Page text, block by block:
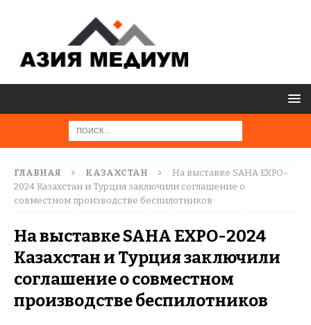
ГЛАВНАЯ КАЗАХСТАН
На выставке SAHA EXPO-
2024 Казахстан и Турция заключили соглашение о
совместном производстве беспилотников
На выставке SAHA EXPO-2024
Казахстан и Турция заключили
соглашение о совместном
производстве беспилотников